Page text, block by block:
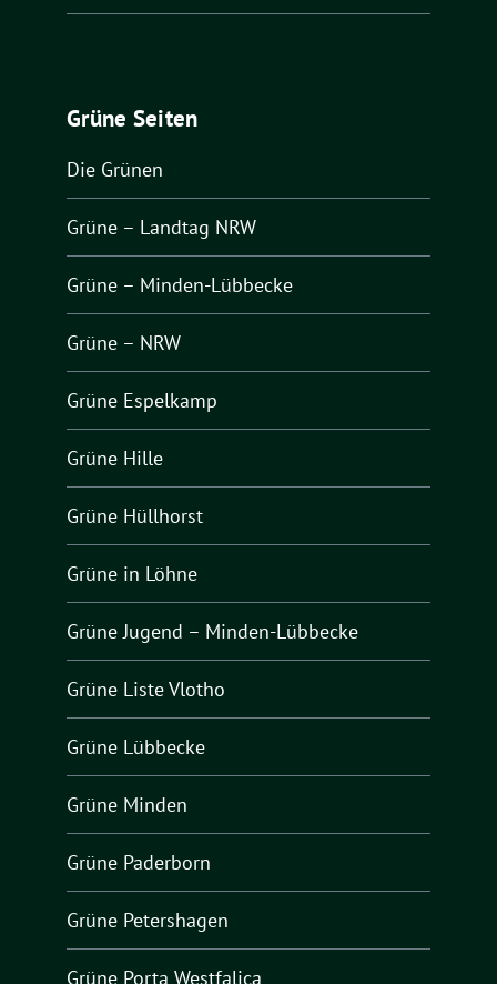
Grüne Seiten
Die Grünen
Grüne – Landtag NRW
Grüne – Minden-Lübbecke
Grüne – NRW
Grüne Espelkamp
Grüne Hille
Grüne Hüllhorst
Grüne in Löhne
Grüne Jugend – Minden-Lübbecke
Grüne Liste Vlotho
Grüne Lübbecke
Grüne Minden
Grüne Paderborn
Grüne Petershagen
Grüne Porta Westfalica